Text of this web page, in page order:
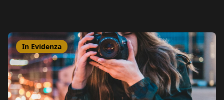
In Evidenza